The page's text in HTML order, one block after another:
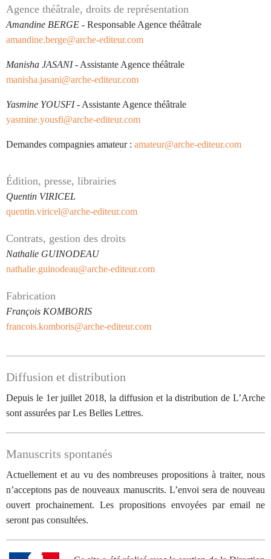
Agence théâtrale, droits de représentation
Amandine BERGE - Responsable Agence théâtrale
amandine.berge@arche-editeur.com
Manisha JASANI- Assistante Agence théâtrale
manisha.jasani@arche-editeur.com
Yasmine YOUSFI- Assistante Agence théâtrale
yasmine.yousfi@arche-editeur.com
Demandes compagnies amateur : amateur@arche-editeur.com
Édition, presse, librairies
Quentin VIRICEL
quentin.viricel@arche-editeur.com
Contrats, gestion des droits
Nathalie GUINODEAU
nathalie.guinodeau@arche-editeur.com
Fabrication
François KOMBORIS
francois.komboris@arche-editeur.com
Diffusion et distribution
Depuis le 1er juillet 2018, la diffusion et la distribution de L’Arche
sont assurées par Les Belles Lettres.
Manuscrits spontanés
Actuellement et au vu des nombreuses propositions à traiter, nous
n’acceptons pas de nouveaux manuscrits. L’envoi sera de nouveau
ouvert prochainement. Les propositions envoyées par email ne
seront pas consultées.